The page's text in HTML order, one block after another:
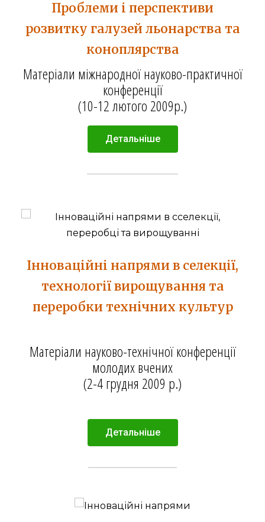
Проблеми і перспективи
розвитку галузей льонарства та
коноплярства
Матеріали міжнародної науково-практичної
конференції
(10-12 лютого 2009р.)
Детальніше
Інноваційні напрями в селекції,
технології вирощування та
переробки технічних культур
Матеріали науково-технічної конференції
молодих вчених
(2-4 грудня 2009 р.)
Детальніше